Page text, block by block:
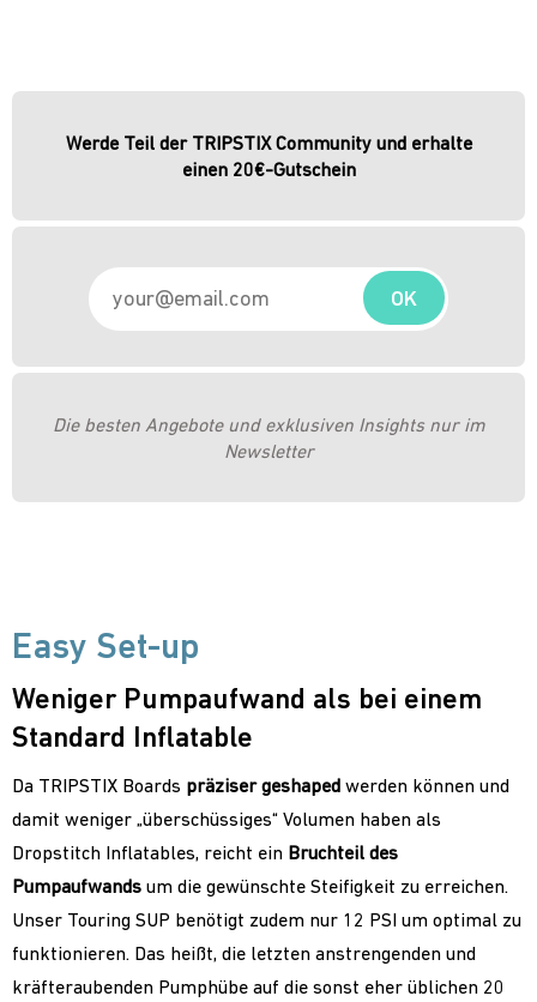
Werde Teil der TRIPSTIX Community und erhalte
einen 20€-Gutschein
OK
Die besten Angebote und exklusiven Insights nur im
Newsletter
Easy Set-up
Weniger Pumpaufwand als bei einem
Standard Inflatable
Da TRIPSTIX Boards präziser geshaped werden können und
damit weniger „überschüssiges“ Volumen haben als
Dropstitch Inflatables, reicht ein Bruchteil des
Pumpaufwands um die gewünschte Steifigkeit zu erreichen.
Unser Touring SUP benötigt zudem nur 12 PSI um optimal zu
funktionieren. Das heißt, die letzten anstrengenden und
kräfteraubenden Pumphübe auf die sonst eher üblichen 20